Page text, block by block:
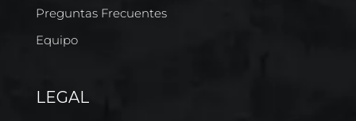
Preguntas Frecuentes
Equipo
LEGAL